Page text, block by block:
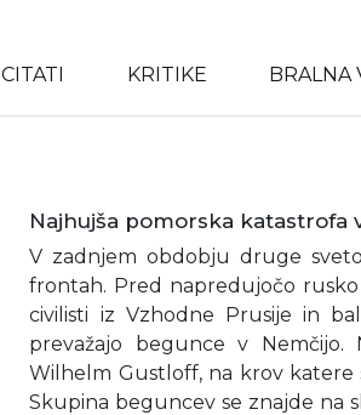
CITATI KRITIKE BRALNA
Najhujša pomorska katastrofa
V zadnjem obdobju druge
frontah. Pred napredujočo
civilisti iz Vzhodne Prusije in
prevažajo begunce v
Wilhelm Gustloff, na krov katere
Skupina beguncev se znajde na